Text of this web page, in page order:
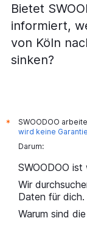
Bietet
informiert,
von Köln
sinken?
*
SWOODOO
wird keine
Darum:
SWOODOO
Wir
Daten für dich.
Warum sind